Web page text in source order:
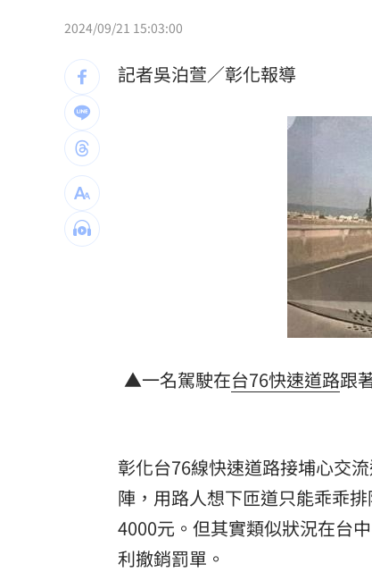
崔立于高雄開唱 台下讓他氣噗噗：
龍藏經7折仍要131.6萬 他原價現金
外野僅是短暫快樂 餅總曝張皓崴
想靠正二翻本？ 達人教戰槓反ETF
男同事追求不成跟騷偷拍 女師控校
靠2根鐵軌橫掃AI鏈 川湖財報衝上
一軍不是來跑龍套 餅總對新人不
LIVE三立+24小時直播 15:27
三立iNEWS新聞台線上直播 18:00
商場戰國來臨 台中「頂奢大道」
2024/09/21 15:03:00
記者吳泊萱／彰化報導
▲一名駕駛在台76快速道路跟
彰化台76線快速道路接埔心交
陣，用路人想下匝道只能乖乖
4000元。但其實類似狀況在台
利撤銷罰單。